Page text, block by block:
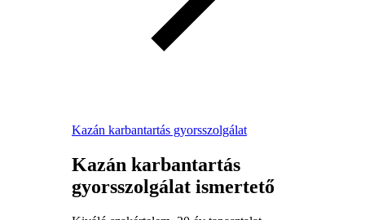
Kazán karbantartás gyorsszolgálat
Kazán karbantartás
gyorsszolgálat ismertető